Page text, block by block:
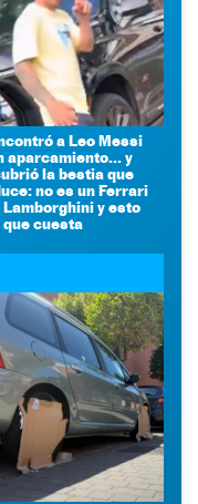
a Leo Messi
aparcamiento... y
la bestia que
no es un Ferrari
Lamborghini y esto
que cuesta